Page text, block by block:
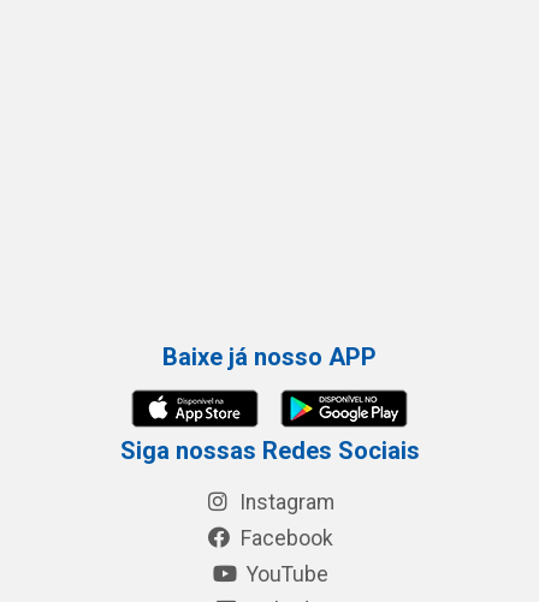
Baixe já nosso APP
Siga nossas Redes Sociais
Instagram
Facebook
YouTube